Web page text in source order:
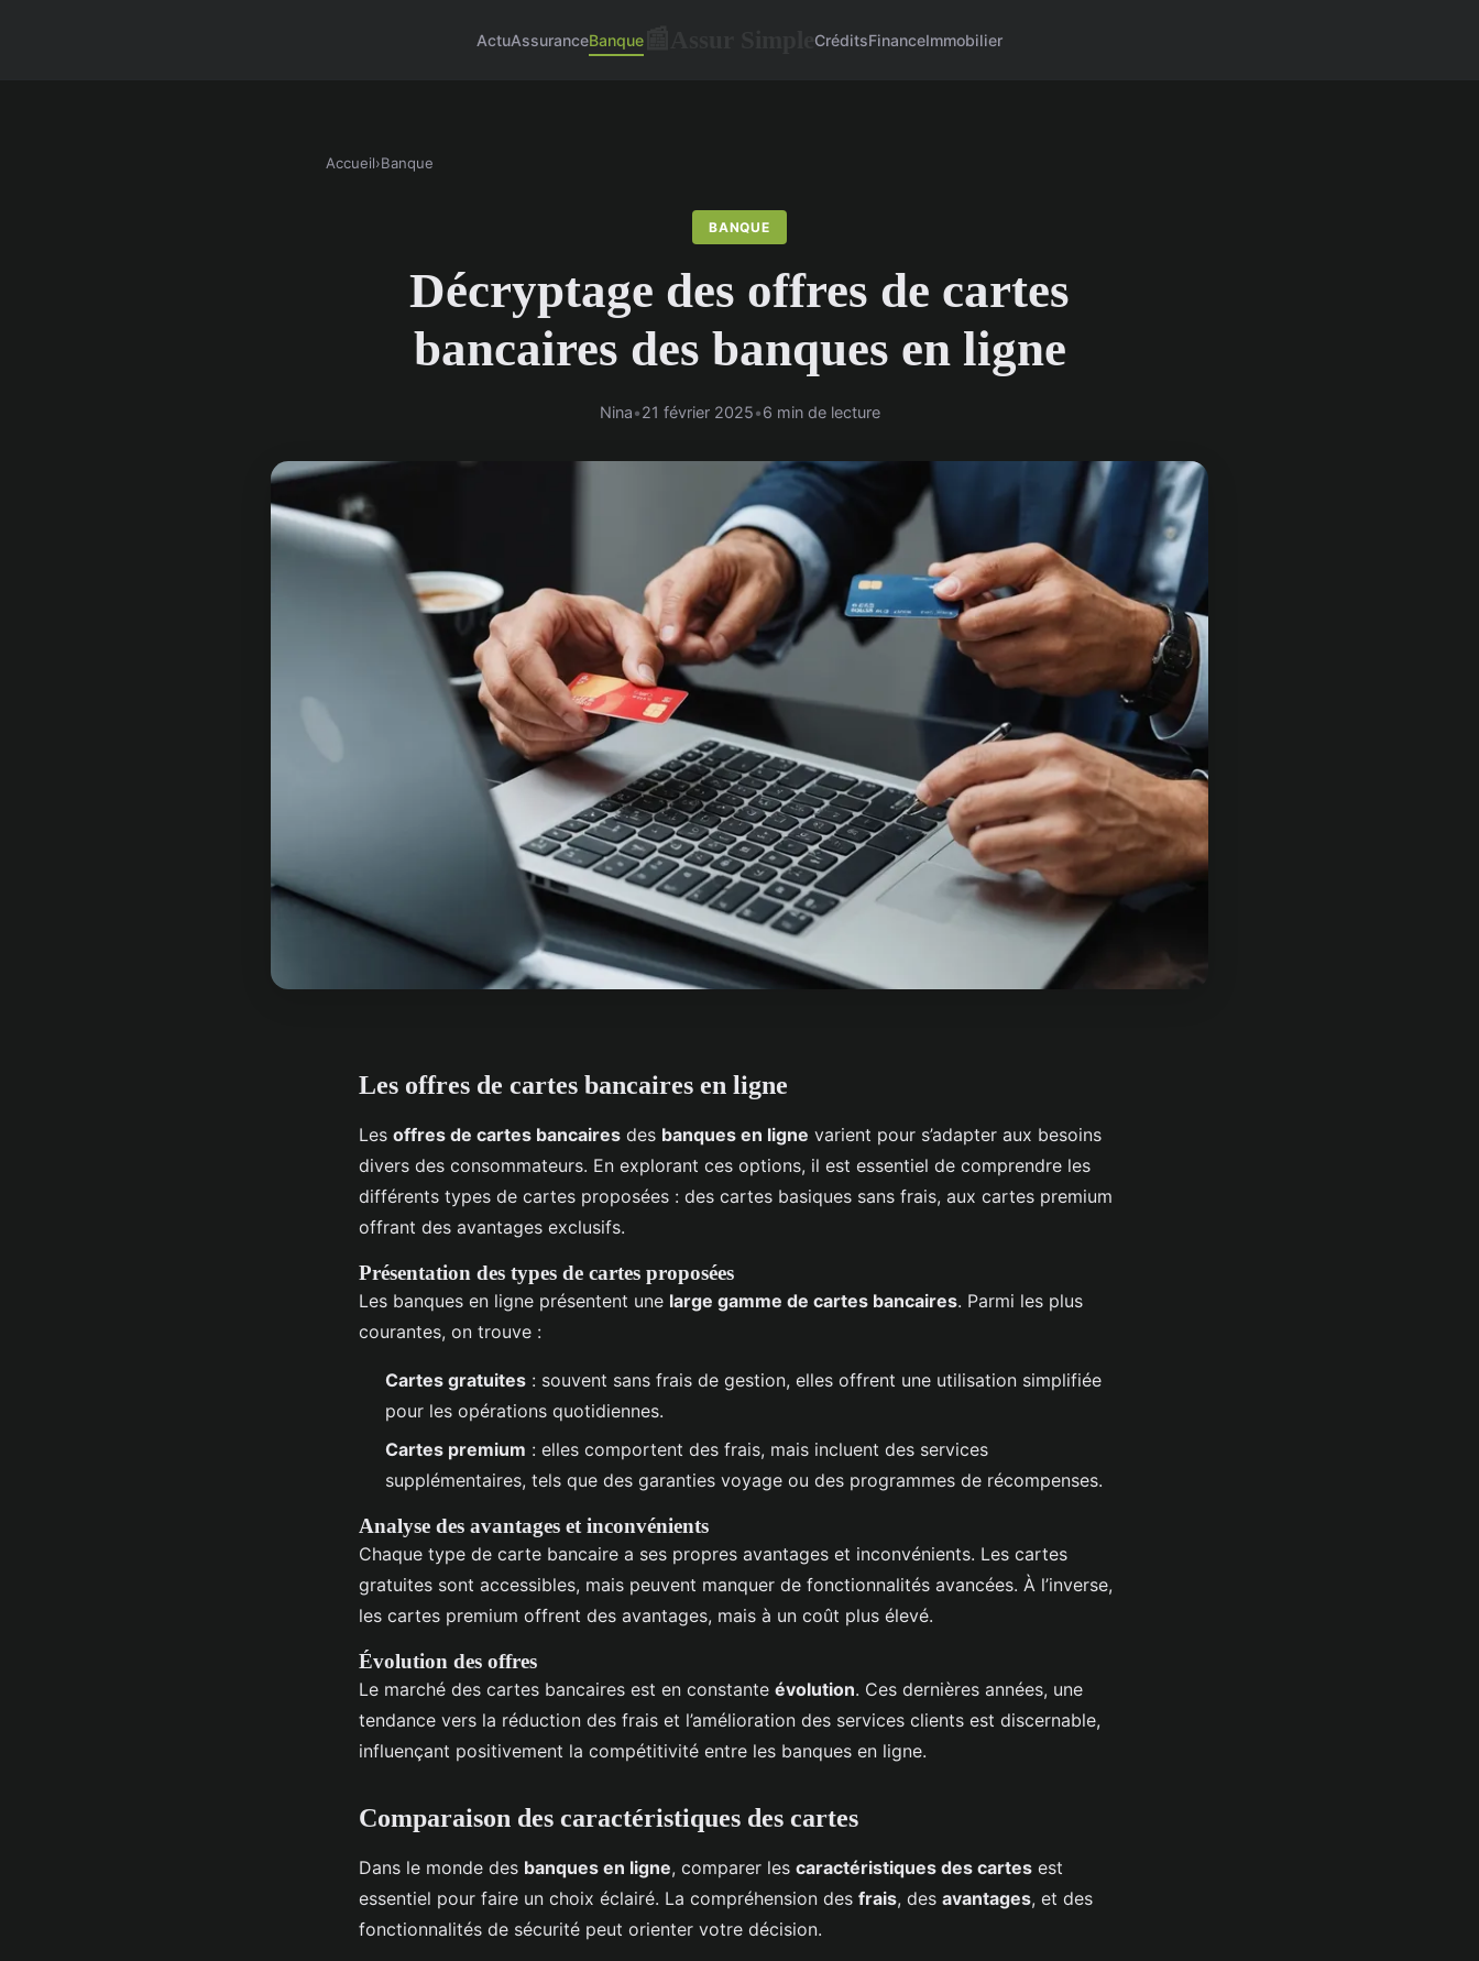
ActuAssuranceBanque CréditsFinanceImmobilier
Accueil›Banque
BANQUE
Décryptage des offres de cartes
bancaires des banques en ligne
Nina•21 février 2025•6 min de lecture
Les offres de cartes bancaires en ligne
Les offres de cartes bancaires des banques en ligne varient pour s’adapter aux besoins
divers des consommateurs. En explorant ces options, il est essentiel de comprendre les
différents types de cartes proposées : des cartes basiques sans frais, aux cartes premium
offrant des avantages exclusifs.
Présentation des types de cartes proposées
Les banques en ligne présentent une large gamme de cartes bancaires. Parmi les plus
courantes, on trouve :
Cartes gratuites : souvent sans frais de gestion, elles offrent une utilisation simplifiée
pour les opérations quotidiennes.
Cartes premium : elles comportent des frais, mais incluent des services
supplémentaires, tels que des garanties voyage ou des programmes de récompenses.
Analyse des avantages et inconvénients
Chaque type de carte bancaire a ses propres avantages et inconvénients. Les cartes
gratuites sont accessibles, mais peuvent manquer de fonctionnalités avancées. À l’inverse,
les cartes premium offrent des avantages, mais à un coût plus élevé.
Évolution des offres
Le marché des cartes bancaires est en constante évolution. Ces dernières années, une
tendance vers la réduction des frais et l’amélioration des services clients est discernable,
influençant positivement la compétitivité entre les banques en ligne.
Comparaison des caractéristiques des cartes
Dans le monde des banques en ligne, comparer les caractéristiques des cartes est
essentiel pour faire un choix éclairé. La compréhension des frais, des avantages, et des
fonctionnalités de sécurité peut orienter votre décision.